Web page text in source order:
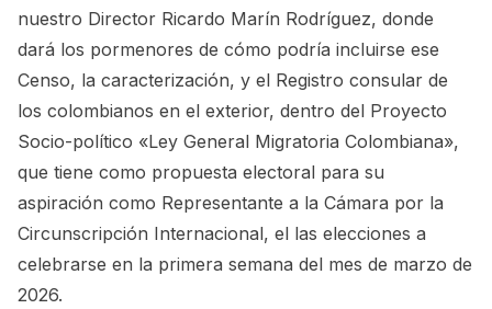
nuestro Director Ricardo Marín Rodríguez, donde
dará los pormenores de cómo podría incluirse ese
Censo, la caracterización, y el Registro consular de
los colombianos en el exterior, dentro del Proyecto
Socio-político «Ley General Migratoria Colombiana»,
que tiene como propuesta electoral para su
aspiración como Representante a la Cámara por la
Circunscripción Internacional, el las elecciones a
celebrarse en la primera semana del mes de marzo de
2026.